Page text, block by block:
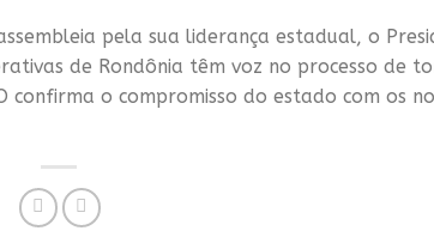
pela sua liderança estadual, o
de Rondônia têm voz no processo de
confirma o compromisso do estado com os